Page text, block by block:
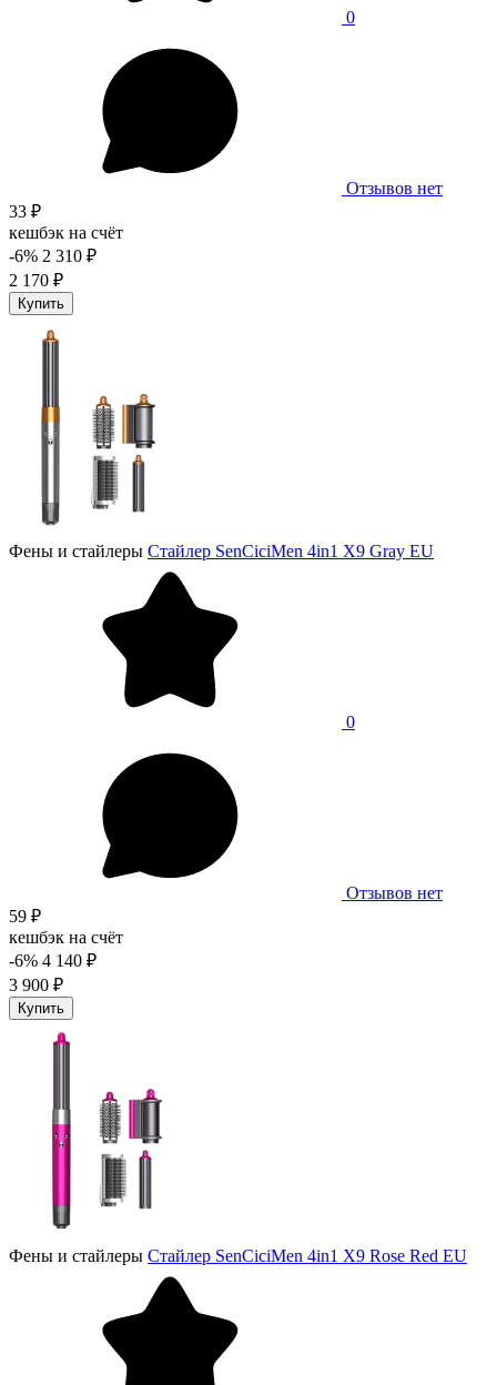
0
Отзывов нет
33 ₽
кешбэк на счёт
-6% 2 310 ₽
2 170 ₽
Купить
Фены и стайлеры Стайлер SenCiciMen 4in1 X9 Gray EU
0
Отзывов нет
59 ₽
кешбэк на счёт
-6% 4 140 ₽
3 900 ₽
Купить
Фены и стайлеры Стайлер SenCiciMen 4in1 X9 Rose Red EU